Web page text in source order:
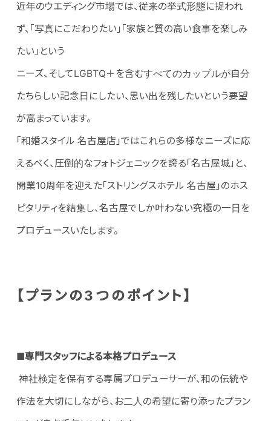
近年のウエディング市場では、従来の挙式形態に捉われ
ず、「写真にこだわりたい」「家族と質の高い食事を楽しみ
たい」という
ニーズ、そしてLGBTQ＋を含むすべてのカップルが自分
たちらしい記念日にしたい、思い出を残したいという要望
が高まっています。
「和婚スタイル 名古屋店」ではこれらの多様なニーズに応
えるべく、圧倒的なフォトジェニックを誇る「名古屋城」と、
開業10周年を迎えた「ストリングスホテル 名古屋」のホス
ピタリティを結集し、名古屋でしか叶わない究極の一日を
プロデュースいたします。
【プランの3つのポイント】
■専門スタッフによる本格プロデュース
神社検定を保有する専属プロデューサーが、和の伝統や
作法を大切にしながら、お二人の希望に寄り添ったプラン